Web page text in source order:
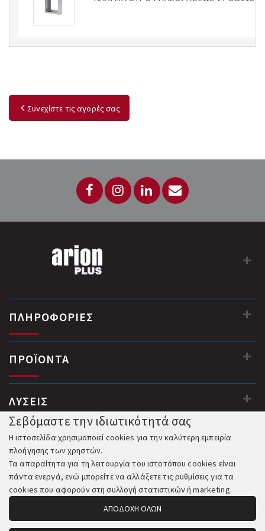
Συνεχίστε τις αγορές σας
ΠΛΗΡΟΦΟΡΙΕΣ
ΠΡΟΪΟΝΤΑ
ΛΥΣΕΙΣ
Σεβόμαστε την ιδιωτικότητά σας
Η ιστοσελίδα χρησιμοποιεί cookies για την καλύτερη εμπειρία
πλοήγησης των χρηστών.
Τα απαραίτητα για τη λειτουργία του ιστοτόπου cookies είναι
πάντα ενεργά, ενώ μπορείτε να αλλάξετε τις ρυθμίσεις για τα
cookies που αφορούν στη συλλογή στατιστικών ή marketing.
ΑΠΟΔΟΧΗ ΟΛΩΝ